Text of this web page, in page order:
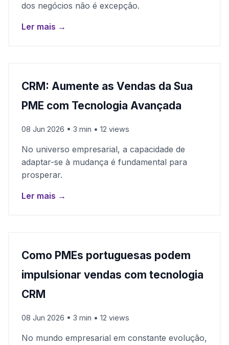
dos negócios não é excepção.
Ler mais →
CRM: Aumente as Vendas da Sua
PME com Tecnologia Avançada
08 Jun 2026 • 3 min • 12 views
No universo empresarial, a capacidade de
adaptar-se à mudança é fundamental para
prosperar.
Ler mais →
Como PMEs portuguesas podem
impulsionar vendas com tecnologia
CRM
08 Jun 2026 • 3 min • 12 views
No mundo empresarial em constante evolução,